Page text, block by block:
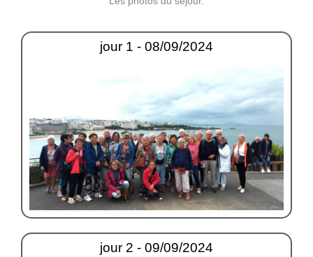
jour 1 - 08/09/2024
jour 2 - 09/09/2024